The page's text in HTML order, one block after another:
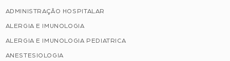
ADMINISTRAÇÃO HOSPITALAR
ALERGIA E IMUNOLOGIA
ALERGIA E IMUNOLOGIA PEDIATRICA
ANESTESIOLOGIA